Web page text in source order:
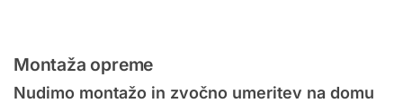
Montaža opreme
Nudimo montažo in zvočno umeritev na domu